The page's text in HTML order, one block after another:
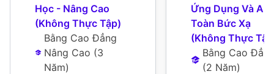
Học - Nâng Cao
(Không Thực Tập)
Bằng Cao Đẳng
Nâng Cao (3
Năm)
Ứng Dụng Và An
Toàn Bức Xạ
(Không Thực
Bằng Cao
(2 Năm)